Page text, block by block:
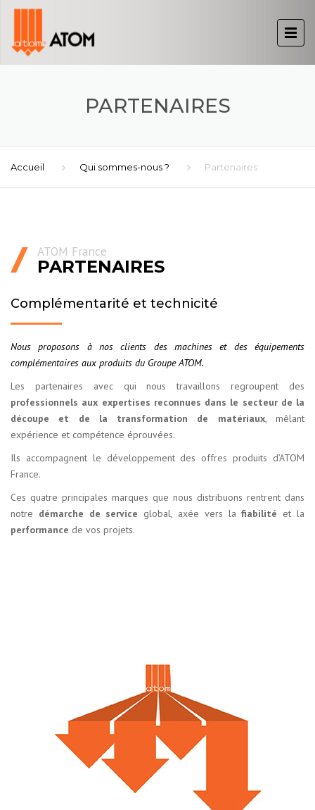
PARTENAIRES
Accueil Qui sommes-nous ? Partenaires
ATOM France
PARTENAIRES
Complémentarité et technicité
Nous proposons à nos clients des machines et des équipements
complémentaires aux produits du Groupe ATOM.
Les partenaires avec qui nous travaillons regroupent des
professionnels aux expertises reconnues dans le secteur de la
découpe et de la transformation de matériaux, mêlant
expérience et compétence éprouvées.
Ils accompagnent le développement des offres produits d’ATOM
France.
Ces quatre principales marques que nous distribuons rentrent dans
notre démarche de service global, axée vers lafiabilité et la
performance de vos projets.